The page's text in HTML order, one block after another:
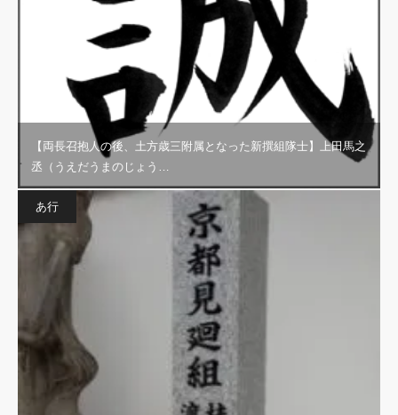
【両長召抱人の後、土方歳三附属となった新撰組隊士】上田馬之
丞（うえだうまのじょう…
あ行